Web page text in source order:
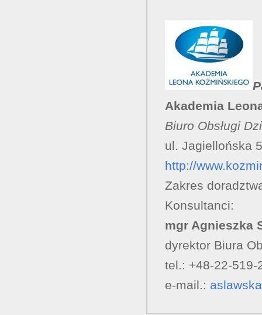
Akademia
Biuro Obsługi
ul. Jagiellońska
http://
Zakres
Konsultanci:
mgr Agnieszka
dyrektor Biura
tel.: +48-22-519-
e-mail.: